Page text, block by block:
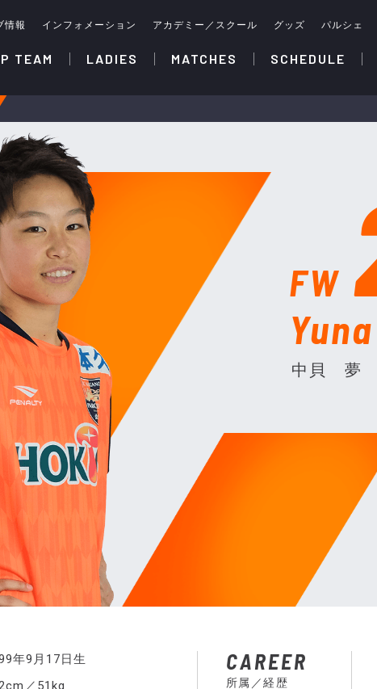
情報 インフォメーション アカデミー／スクール グッズ パルシェ
TEAM LADIES MATCHES SCHEDULE
FW
中貝 夢
年9月17日生
／51kg
CAREER
所属／経歴